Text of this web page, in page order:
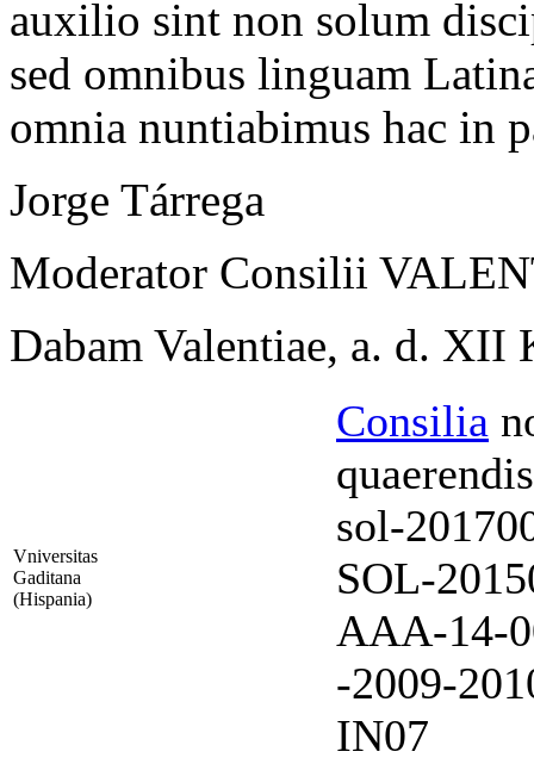
auxilio sint non solum
sed omnibus linguam
omnia nuntiabimus hac in
Jorge Tárrega
Moderator Consilii
Dabam Valentiae, a. d.
Vniversitas
Gaditana
(Hispania)
Consilia
sol-
SOL-
AAA-14-
-2009-
IN07